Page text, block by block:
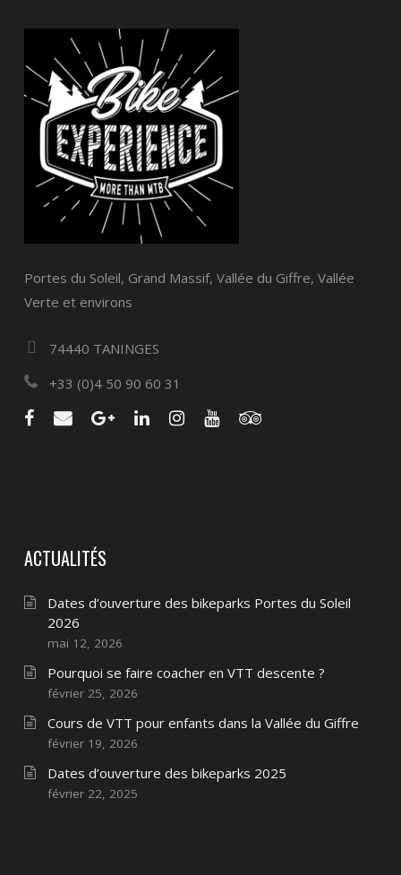
Portes du Soleil, Grand Massif, Vallée du Giffre, Vallée
Verte et environs
74440 TANINGES
+33 (0)4 50 90 60 31
ACTUALITÉS
Dates d’ouverture des bikeparks Portes du Soleil
2026
mai 12, 2026
Pourquoi se faire coacher en VTT descente ?
février 25, 2026
Cours de VTT pour enfants dans la Vallée du Giffre
février 19, 2026
Dates d’ouverture des bikeparks 2025
février 22, 2025